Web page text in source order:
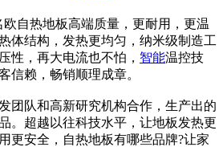
欧自热地板高端质量，更耐用，更温
体结构，发热更均匀，纳米级制造工
性，再大电流也不怕， 智能温控技
信赖，畅销顺理成章。
团队和高新研究机构合作，生产出的
。超越以往科技水平，让地板发热更
更安全，自热地板有哪些品牌?让家